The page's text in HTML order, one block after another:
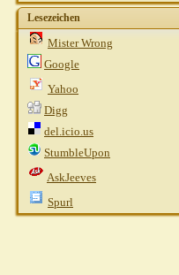
Lesezeichen
Mister Wrong
Google
Yahoo
Digg
del.icio.us
StumbleUpon
AskJeeves
Spurl